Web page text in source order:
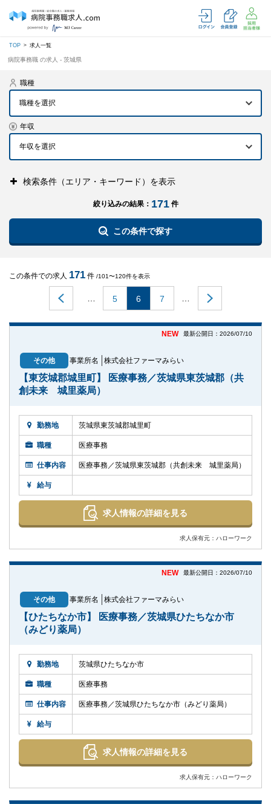
TOP 求人一覧
病院事務職 の求人 - 茨城県
職種
職種を選択
年収
検索条件（エリア・キーワード）を表示
絞り込みの結果： 171 件
この条件で探す
この条件での求人 171 件 /101〜120件を表示
5 6 7
NEW 最新公開日：2026/07/10
その他 事業所名 株式会社ファーマみらい
【東茨城郡城里町】 医療事務／茨城県東茨城郡（共
創未来 城里薬局）
勤務地 茨城県東茨城郡城里町
職種 医療事務
仕事内容 医療事務／茨城県東茨城郡（共創未来 城里薬局）
給与
求人情報の詳細を見る
求人保有元：ハローワーク
NEW 最新公開日：2026/07/10
その他 事業所名 株式会社ファーマみらい
【ひたちなか市】 医療事務／茨城県ひたちなか市
（みどり薬局）
勤務地 茨城県ひたちなか市
職種 医療事務
仕事内容 医療事務／茨城県ひたちなか市（みどり薬局）
給与
求人情報の詳細を見る
求人保有元：ハローワーク